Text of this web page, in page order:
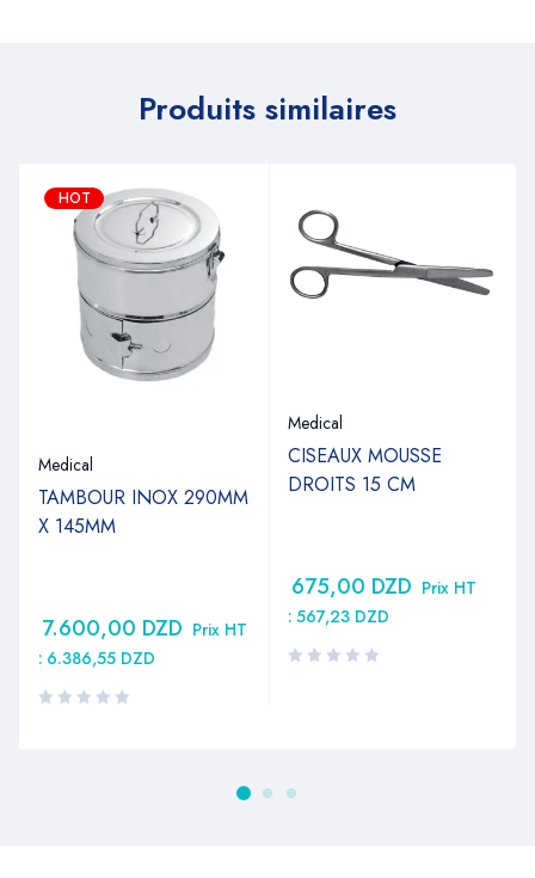
Produits similaires
HOT
Medical
TAMBOUR INOX 290MM
X 145MM
7.600,00 DZD Prix HT
: 6.386,55 DZD
Medical
CISEAUX MOUSSE
DROITS 15 CM
675,00 DZD Prix HT
: 567,23 DZD